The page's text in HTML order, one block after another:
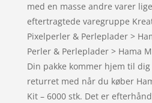
med en masse andre varer
eftertragtede varegruppe
Pixelperler & Perleplader >
Perler & Perleplader > Hama
Din pakke kommer hjem til
returret med når du køber
Kit – 6000 stk. Det er